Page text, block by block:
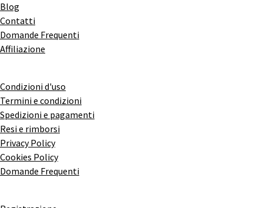
Blog
Contatti
Domande Frequenti
Affiliazione
Condizioni d'uso
Termini e condizioni
Spedizioni e pagamenti
Resi e rimborsi
Privacy Policy
Cookies Policy
Domande Frequenti